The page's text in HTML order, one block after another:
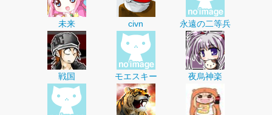
未来 civn 永遠の二等兵
戦国 モエスキー 夜烏神楽